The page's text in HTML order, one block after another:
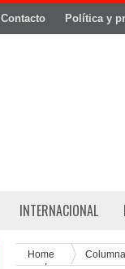
Contacto Política y
INTERNACIONAL
Home